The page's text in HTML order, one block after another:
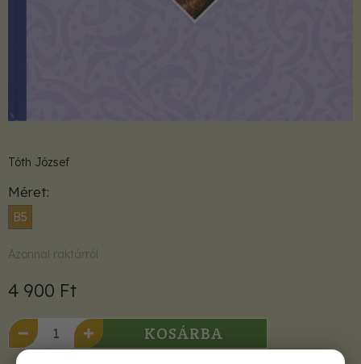
Tóth József
Méret
B5
Azonnal raktárról
4 900 Ft
KOSÁRBA